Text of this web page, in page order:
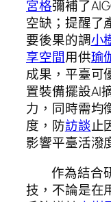
宮格彌補了
空缺；提醒了
要後果的調小
享空間用供瑜
成果，平臺可
置裝備擺設AI
力，同時需均
度，防訪談止
影響平臺活潑
作為結合
技，不論是在